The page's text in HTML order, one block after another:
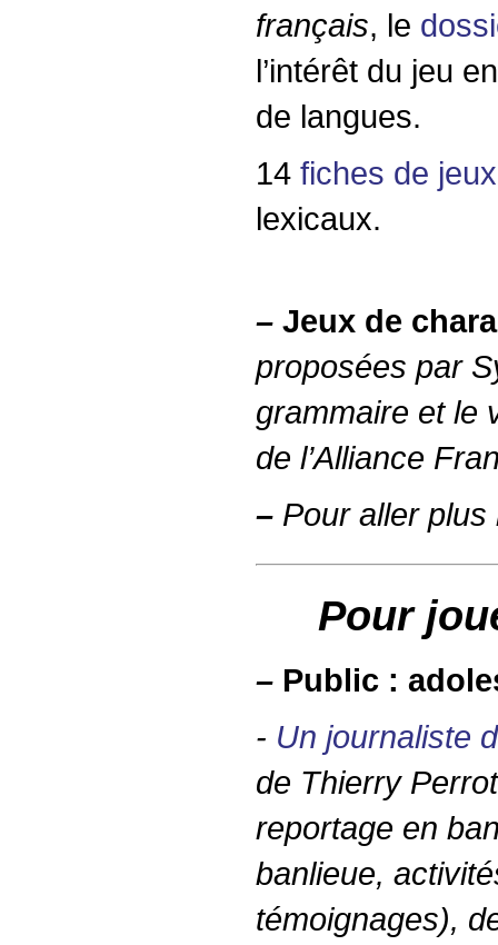
français, le
l’intérêt du jeu
de langues.
14 fiches de jeux
lexicaux.
– Jeux de
proposées par
grammaire et le
de l’Alliance
– Pour aller
Pour
– Public :
- Un journaliste
de Thierry
reportage en
banlieue,
témoignages),